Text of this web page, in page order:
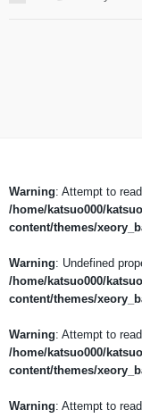
Warning: Attempt to
/home/katsuo000/
content/themes/
Warning: Undefined
/home/katsuo000/
content/themes/
Warning: Attempt to
/home/katsuo000/
content/themes/
Warning: Attempt to